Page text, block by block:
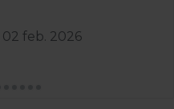
02 feb. 2026